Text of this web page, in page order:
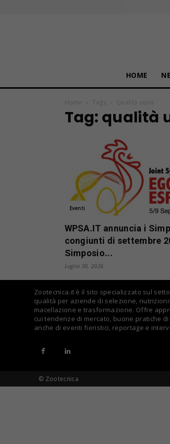
HOME
Home Tags Qualità uova
Tag: qualità
Eventi
WPSA.IT annuncia i
congiunti di settembre
Simposio...
Luglio 30, 2026
Zootecnica.it è il sito specializzato sul
qualità per aziende di selezione,
macellazione e trasformazione. Offre
cui tendenze di mercato, buone pratiche di
anche di eventi fieristici, reportage e
© Zootecnica